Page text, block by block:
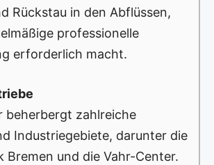
Rückstau in den Abflüssen,
professionelle
erforderlich macht.
beherbergt zahlreiche
Industriegebiete, darunter die
Bremen und die Vahr-Center.